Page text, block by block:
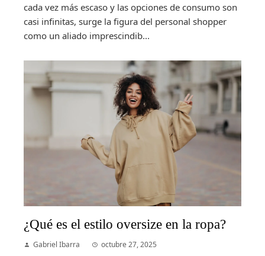
cada vez más escaso y las opciones de consumo son
casi infinitas, surge la figura del personal shopper
como un aliado imprescindib...
¿Qué es el estilo oversize en la ropa?
Gabriel Ibarra octubre 27, 2025